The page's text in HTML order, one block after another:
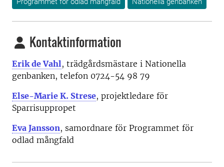
Kontaktinformation
Erik de Vahl, trädgårdsmästare i Nationella
genbanken, telefon 0724-54 98 79
Else-Marie K. Strese, projektledare för
Sparrisuppropet
Eva Jansson, samordnare för Programmet för
odlad mångfald